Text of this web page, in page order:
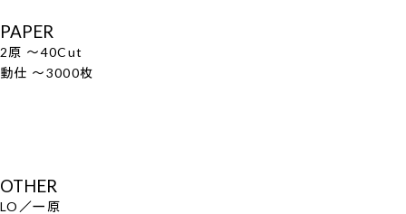
PAPER
2原 ～40Cut
動仕 ～3000枚
OTHER
LO／一原